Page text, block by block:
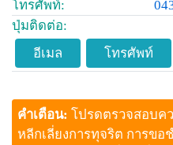
โทรศัพท์:
ปุ่มติดต่อ:
อีเมล
โทรศัพท์
คำเตือน: โปรดตรวจสอบค
หลีกเลี่ยงการทุจริต การขอ